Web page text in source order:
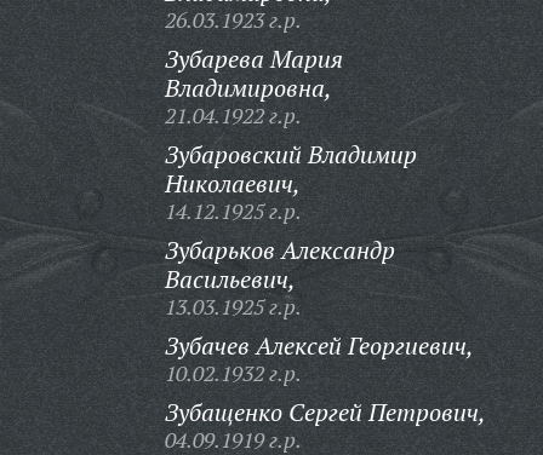
26.03.1923 г.р.
Зубарева Мария
Владимировна,
21.04.1922 г.р.
Зубаровский Владимир
Николаевич,
14.12.1925 г.р.
Зубарьков Александр
Васильевич,
13.03.1925 г.р.
Зубачев Алексей Георгиевич,
10.02.1932 г.р.
Зубащенко Сергей Петрович,
04.09.1919 г.р.